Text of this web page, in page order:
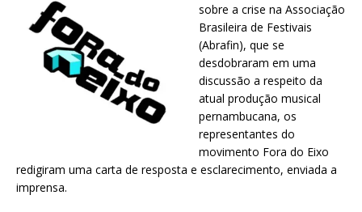
sobre a crise na Associação
Brasileira de Festivais
(Abrafin), que se
desdobraram em uma
discussão a respeito da
atual produção musical
pernambucana, os
representantes do
movimento Fora do Eixo
redigiram uma carta de resposta e esclarecimento, enviada a
imprensa.